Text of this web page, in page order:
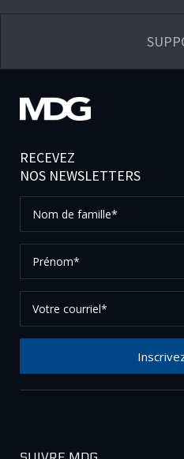
RECEVEZ
NOS NEWSLETTERS
de
famille*
courriel*